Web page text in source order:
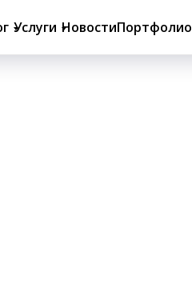
Услуги НовостиПортфолио